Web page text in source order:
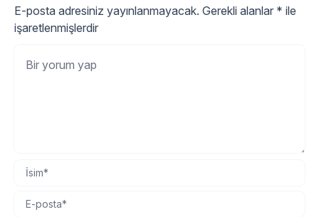
E-posta adresiniz yayınlanmayacak. Gerekli alanlar * ile
işaretlenmişlerdir